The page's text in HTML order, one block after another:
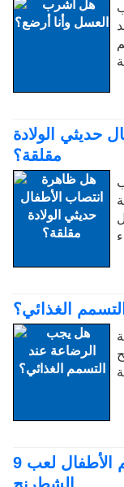
حديثي الولادة
مقلقة؟
الغذائي؟
9 طرق بسيطة وفعالة لتعليم الأطفال لعب